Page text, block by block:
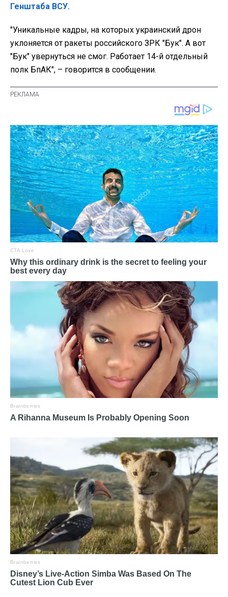
Генштаба ВСУ.
"Уникальные кадры, на которых украинский дрон
уклоняется от ракеты российского ЗРК "Бук". А вот
"Бук" увернуться не смог. Работает 14-й отдельный
полк БпАК", – говорится в сообщении.